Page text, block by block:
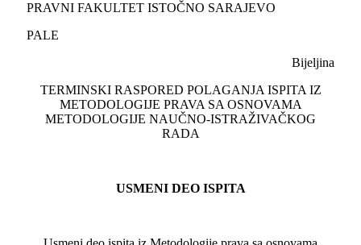
PRAVNI FAKULTET ISTOČNO SARAJEVO
PALE
Bijeljina
TERMINSKI RASPORED POLAGANJA ISPITA IZ
METODOLOGIJE PRAVA SA OSNOVAMA
METODOLOGIJE NAUČNO-ISTRAŽIVAČKOG
RADA
USMENI DEO ISPITA